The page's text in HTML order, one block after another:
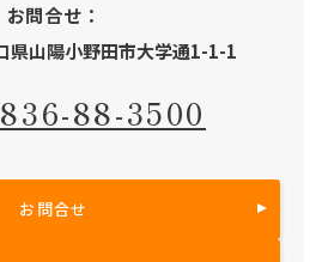
お問合せ：
県山陽小野田市大学通1-1-1
88-3500
お問合せ